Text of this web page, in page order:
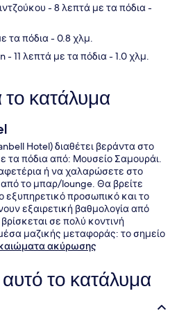
- 8 λεπτά με τα πόδια-
τα πόδια- 0.8 χλμ.
- 11 λεπτά με τα πόδια- 1.0 χλμ.
το κατάλυμα
Hotel) διαθέτει βεράντα στο
τα πόδια από: Μουσείο Σαμουράι.
ή να χαλαρώσετε στο
το μπαρ/lounge. Θα βρείτε
εξυπηρετικό προσωπικό και το
εξαιρετική βαθμολογία από
σε πολύ κοντινή
μαζικής μεταφοράς: το σημείο
βρίσκεται σε απόσταση 4
ακύρωσης
το κατάλυμα